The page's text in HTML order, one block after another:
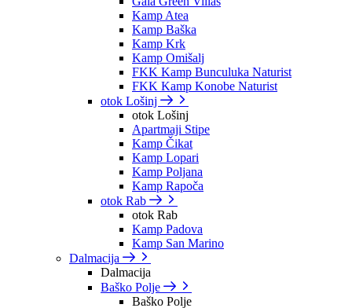
Kamp Atea
Kamp Baška
Kamp Krk
Kamp Omišalj
FKK Kamp Bunculuka Naturist
FKK Kamp Konobe Naturist
otok Lošinj
otok Lošinj
Apartmaji Stipe
Kamp Čikat
Kamp Lopari
Kamp Poljana
Kamp Rapoča
otok Rab
otok Rab
Kamp Padova
Kamp San Marino
Dalmacija
Dalmacija
Baško Polje
Baško Polje